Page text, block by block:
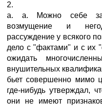
2.
a. a. Можно себе
возмущение и
рассуждение у всякого
дело с "фактами" и с их
ожидать
внушительных
бьет совершенно мимо
где-нибудь утверждал,
они не имеют